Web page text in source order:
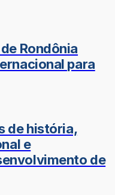
Rondônia
para
de história,
e
de